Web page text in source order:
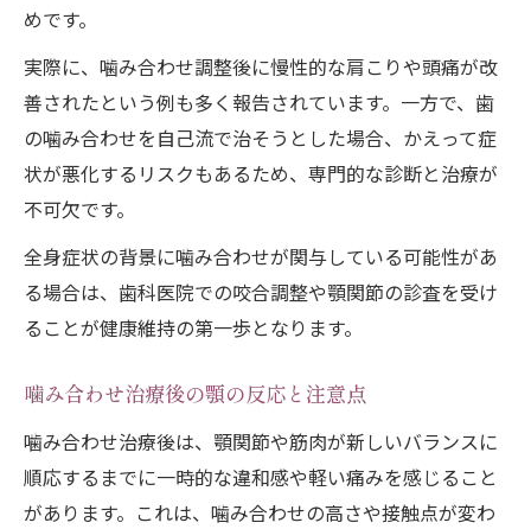
めです。
実際に、噛み合わせ調整後に慢性的な肩こりや頭痛が改
善されたという例も多く報告されています。一方で、歯
の噛み合わせを自己流で治そうとした場合、かえって症
状が悪化するリスクもあるため、専門的な診断と治療が
不可欠です。
全身症状の背景に噛み合わせが関与している可能性があ
る場合は、歯科医院での咬合調整や顎関節の診査を受け
ることが健康維持の第一歩となります。
噛み合わせ治療後の顎の反応と注意点
噛み合わせ治療後は、顎関節や筋肉が新しいバランスに
順応するまでに一時的な違和感や軽い痛みを感じること
があります。これは、噛み合わせの高さや接触点が変わ